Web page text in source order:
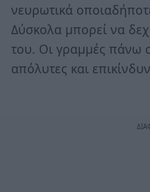
νευρωτικά
Δύσκολα μπορεί να
του. Οι γραμμές πάνω
απόλυτες και